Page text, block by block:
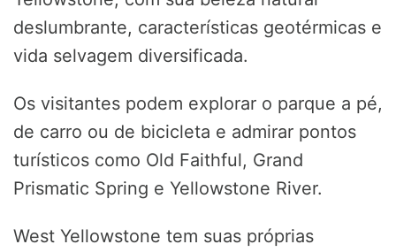
deslumbrante, características geotérmicas e
vida selvagem diversificada.
Os visitantes podem explorar o parque a pé,
de carro ou de bicicleta e admirar pontos
turísticos como Old Faithful, Grand
Prismatic Spring e Yellowstone River.
West Yellowstone tem suas próprias